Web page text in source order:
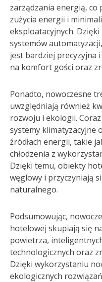
zarządzania energią, co
zużycia energii i
eksploatacyjnych.
systemów
jest bardziej precyzyjna
na komfort gości oraz
Ponadto, nowoczesne
uwzględniają również
rozwoju i ekologii.
systemy klimatyzacyjne
źródłach energii, takie
chłodzenia z
Dzięki temu, obiekty
węglowy i przyczyniają
naturalnego.
Podsumowując,
hotelowej skupiają się
powietrza,
technologicznych oraz
Dzięki wykorzystaniu
ekologicznych